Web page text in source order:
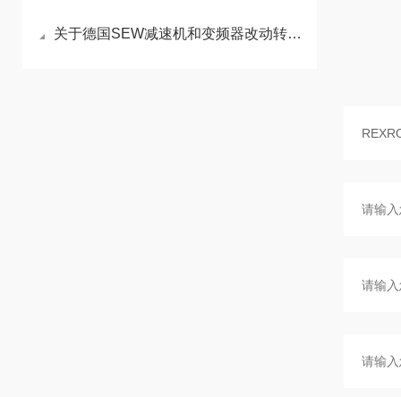
关于德国SEW减速机和变频器改动转速的差异讲解